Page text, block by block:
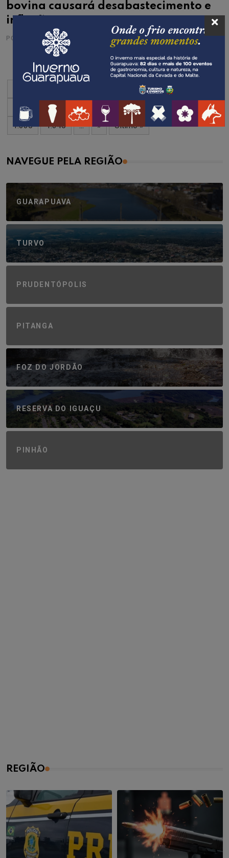
bovina causará desabastecimento e
inflação.
POR CRISTINA ESTECHE 17/06/2009
30 ...
1.308
1.309 1.310 1.311
1.320
1.330
1.340 ... » Último »
NAVEGUE PELA REGIÃO
GUARAPUAVA
TURVO
PRUDENTÓPOLIS
PITANGA
FOZ DO JORDÃO
RESERVA DO IGUAÇU
PINHÃO
REGIÃO